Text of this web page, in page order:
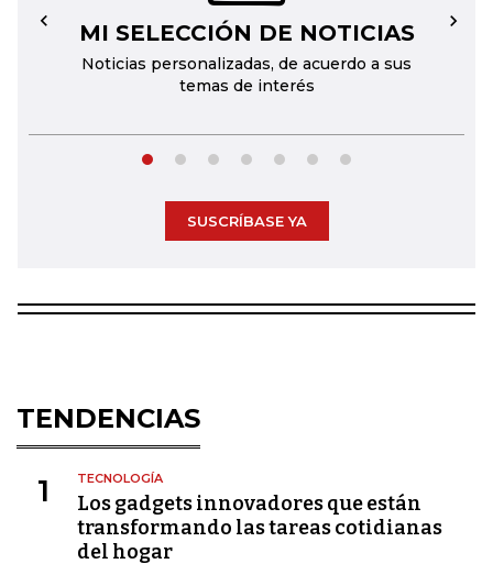
MI SELECCIÓN DE NOTICIAS
Noticias personalizadas, de acuerdo a sus
temas de interés
← →
SUSCRÍBASE YA
TENDENCIAS
1 TECNOLOGÍA
Los gadgets innovadores que están
transformando las tareas cotidianas
del hogar